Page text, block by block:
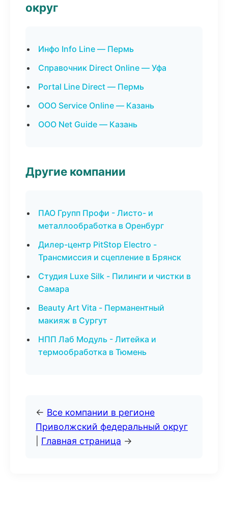
округ
Инфо Info Line — Пермь
Справочник Direct Online — Уфа
Portal Line Direct — Пермь
ООО Service Online — Казань
ООО Net Guide — Казань
Другие компании
ПАО Групп Профи - Листо- и
металлообработка в Оренбург
Дилер-центр PitStop Electro -
Трансмиссия и сцепление в Брянск
Студия Luxe Silk - Пилинги и чистки в
Самара
Beauty Art Vita - Перманентный
макияж в Сургут
НПП Лаб Модуль - Литейка и
термообработка в Тюмень
← Все компании в регионе
Приволжский федеральный округ
Главная страница →